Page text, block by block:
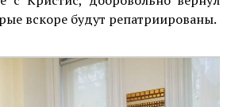
вскоре будут репатриированы.